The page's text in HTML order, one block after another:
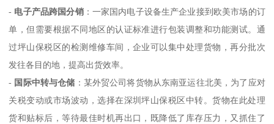
- 电子产品跨国分销：一家国内电子设备生产企业接到欧美市场的订
单，但需要根据不同地区的认证标准进行包装调整和功能测试。通
过坪山保税区的检测维修车间，企业可以集中处理货物，再分批次
发往各目的地，提高出货效率。
- 国际中转与仓储 ：某外贸公司将货物从东南亚运往北美，为了应对
关税变动或市场波动，选择在深圳坪山保税区中转。货物在此处理
货和贴标后，等待最佳时机再出口，既降低了库存压力，又抓住了